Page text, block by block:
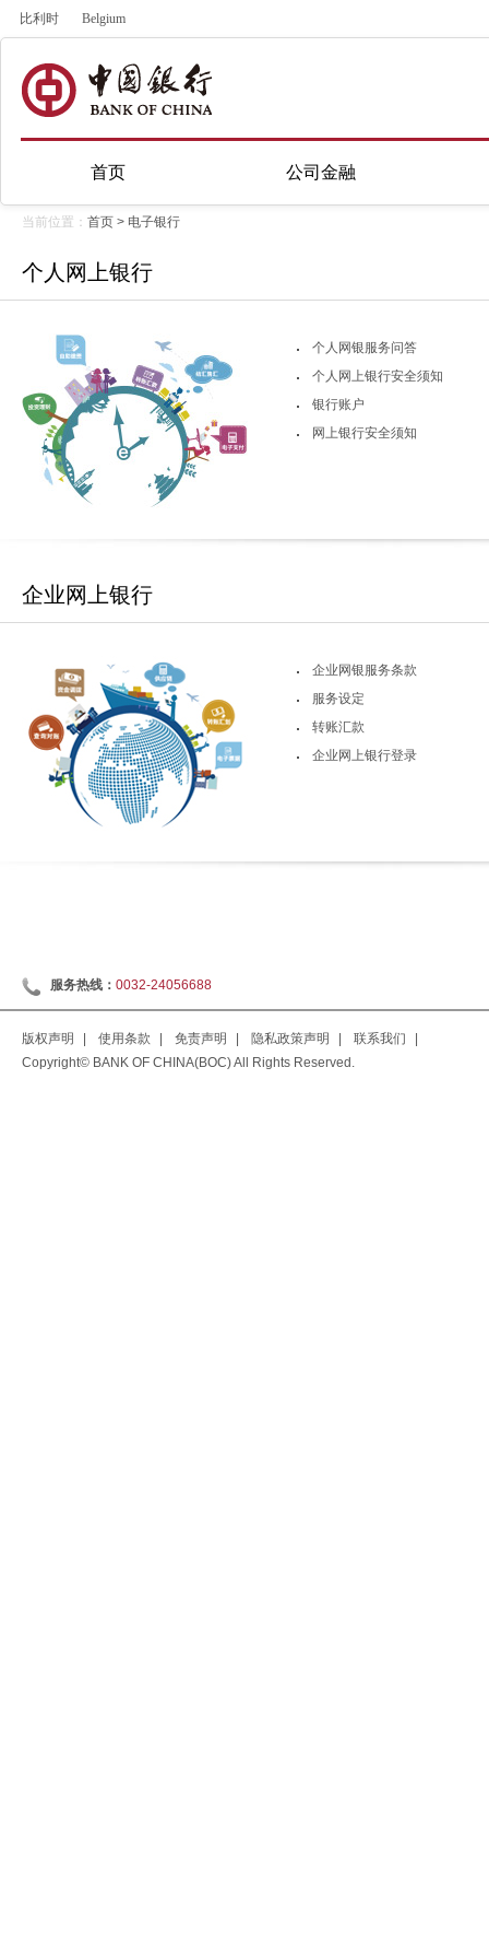
比利时 Belgium
首页 公司金融
当前位置： 首页 > 电子银行
个人网上银行
个人网银服务问答
个人网上银行安全须知
银行账户
网上银行安全须知
企业网上银行
企业网银服务条款
服务设定
转账汇款
企业网上银行登录
服务热线： 0032-24056688
版权声明 使用条款 免责声明 隐私政策声明 联系我们
Copyright© BANK OF CHINA(BOC) All Rights Reserved.